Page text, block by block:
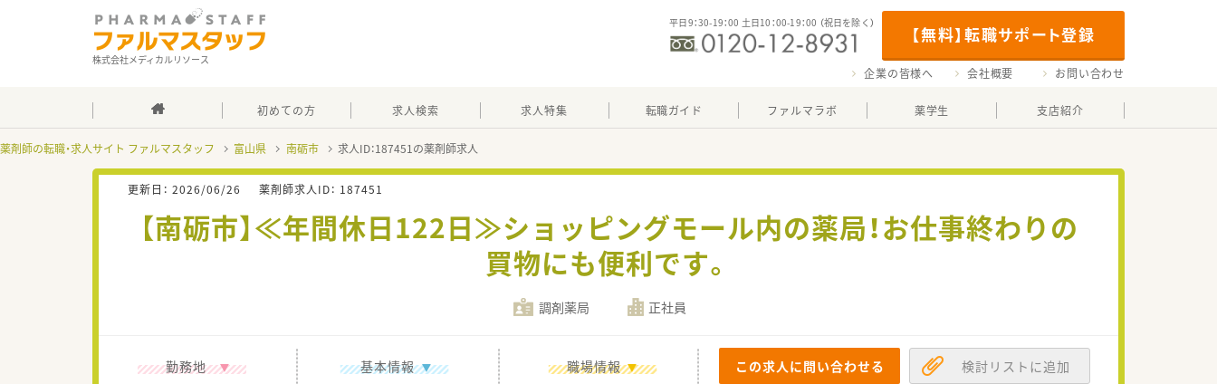
株式会社メディカルリソース
【無料】転職サポート登録
平日9：30-19：00 土日10：00-19：00 （祝日を除く）
企業の皆様へ 会社概要 お問い合わせ
初めての方 求人検索 求人特集 転職ガイド ファルマラボ 薬学生 支店紹介
薬剤師の転職・求人サイト ファルマスタッフ 富山県 南砺市 求人ID：187451の薬剤師求人
更新日： 2026/06/26 薬剤師求人ID： 187451
【南砺市】≪年間休日122日≫ショッピングモール内の薬局！お仕事終わりの
買物にも便利です。
調剤薬局 正社員
勤務地 基本情報 職場情報 この求人に問い合わせる 検討リストに追加